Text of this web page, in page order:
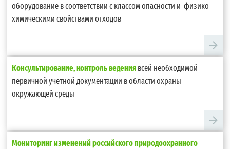
оборудование в соответствии с классом опасности и физико-
химическими свойствами отходов
Консультирование, контроль ведения всей необходимой
первичной учетной документации в области охраны
окружающей среды
Мониторинг изменений российского природоохранного